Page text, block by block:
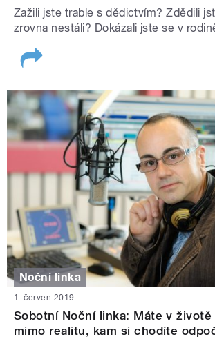
Zažili jste trable s dědictvím? Zdědili
zrovna nestáli? Dokázali jste se v
Noční linka
1. červen 2019
Sobotní Noční linka: Máte v životě
mimo realitu, kam si chodíte